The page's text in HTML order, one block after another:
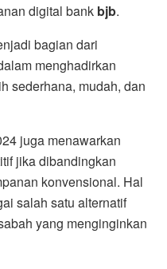
digital bank bjb.
bagian dari
menghadirkan
sederhana, mudah, dan
juga menawarkan
jika dibandingkan
konvensional. Hal
salah satu alternatif
yang menginginkan